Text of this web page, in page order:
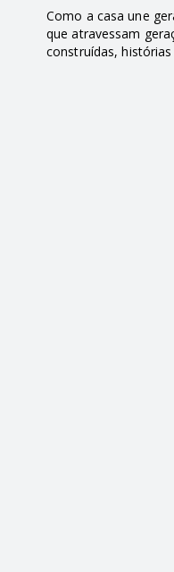
Como a casa une
que atravessam
construídas,